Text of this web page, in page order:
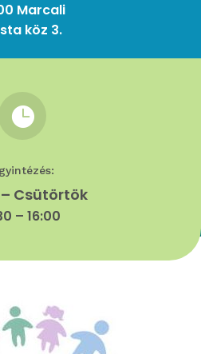
Marcali
köz 3.

Csütörtök
– 16:00